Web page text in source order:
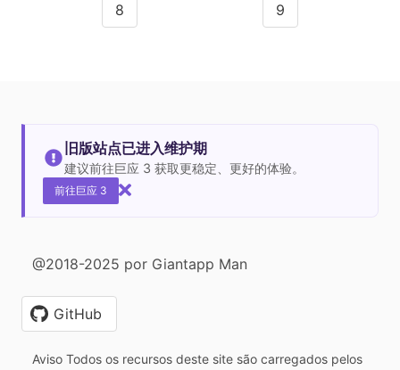
8 9
旧版站点已进入维护期
建议前往巨应 3 获取更稳定、更好的体验。
前往巨应 3
@2018-2025 por Giantapp Man
GitHub
Aviso Todos os recursos deste site são carregados pelos